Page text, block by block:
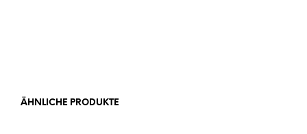
ÄHNLICHE PRODUKTE